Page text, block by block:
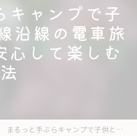
キャンプで子
沿線の電車旅
心して楽しむ
まるっと手ぶらキャンプで子供とJR中央本線沿線の電車旅と自然体験を安心して楽しむ方法